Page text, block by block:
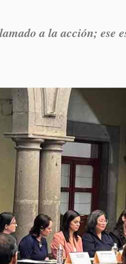
a la acción; ese